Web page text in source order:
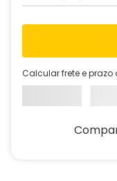
Calcular frete e prazo